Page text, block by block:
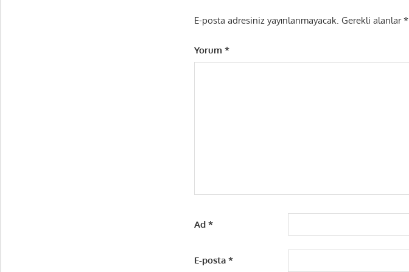
E-posta adresiniz yayınlanmayacak. Gerekli alanlar*
Yorum*
Ad*
E-posta*